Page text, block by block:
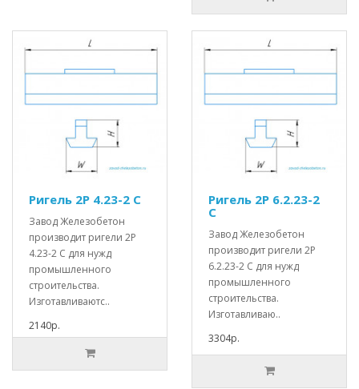
Ригель 2Р 4.23-2 С
Завод Железобетон
производит ригели 2Р
4.23-2 С для нужд
промышленного
строительства.
Изготавливаютс..
2140р.
Ригель 2Р 6.2.23-2
С
Завод Железобетон
производит ригели 2Р
6.2.23-2 С для нужд
промышленного
строительства.
Изготавливаю..
3304р.